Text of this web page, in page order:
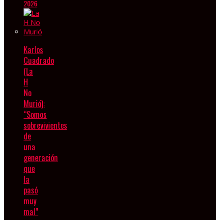
2026
Karlos
Cuadrado
(La
H
No
Murió):
“Somos
sobrevivientes
de
una
generación
que
la
pasó
muy
mal”